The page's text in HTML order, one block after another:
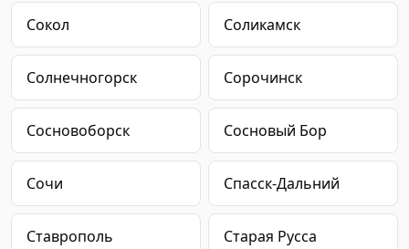
Сокол Соликамск
Солнечногорск Сорочинск
Сосновоборск Сосновый Бор
Сочи Спасск-Дальний
Ставрополь Старая Русса